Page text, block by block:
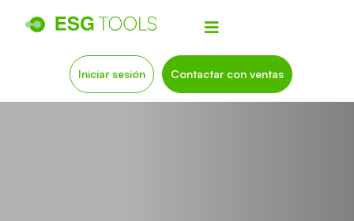
Iniciar sesión Contactar con ventas